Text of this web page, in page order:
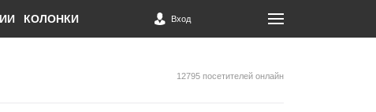
КОЛОНКИ Вход
12795 посетителей онлайн